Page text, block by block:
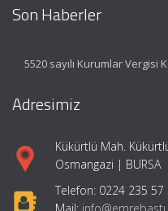
Son Haberler
5520 sayılı Kurumlar Vergisi
Adresimiz
Kükürtlü Mah.
Osmangazi | BURSA
Telefon: 0224 235 57
Mail: